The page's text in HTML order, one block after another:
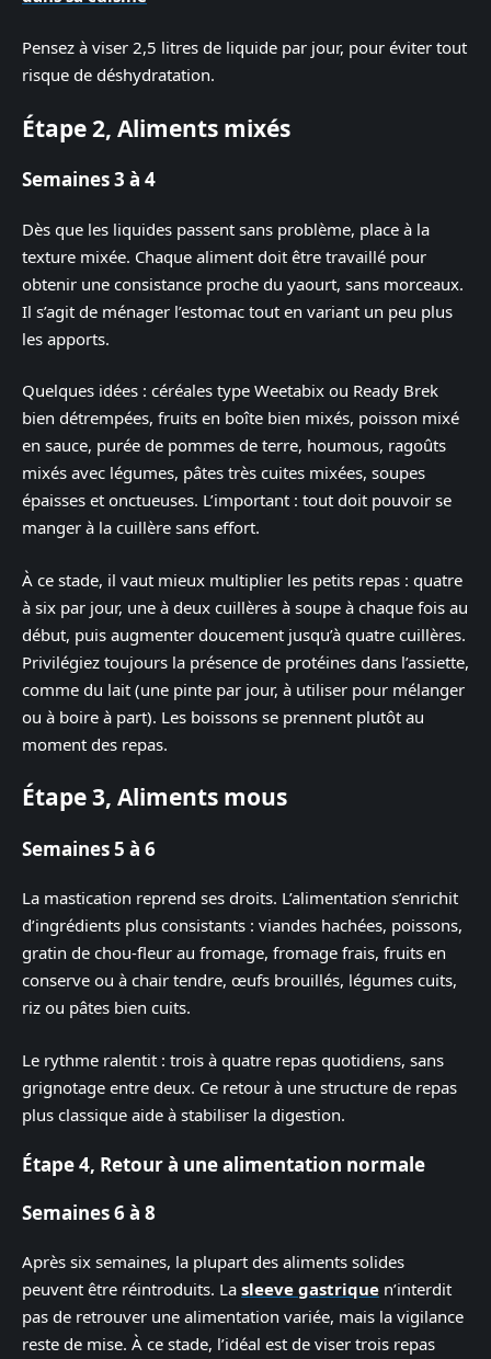
Pensez à viser 2,5 litres de liquide par jour, pour éviter tout
risque de déshydratation.
Étape 2, Aliments mixés
Semaines 3 à 4
Dès que les liquides passent sans problème, place à la
texture mixée. Chaque aliment doit être travaillé pour
obtenir une consistance proche du yaourt, sans morceaux.
Il s’agit de ménager l’estomac tout en variant un peu plus
les apports.
Quelques idées : céréales type Weetabix ou Ready Brek
bien détrempées, fruits en boîte bien mixés, poisson mixé
en sauce, purée de pommes de terre, houmous, ragoûts
mixés avec légumes, pâtes très cuites mixées, soupes
épaisses et onctueuses. L’important : tout doit pouvoir se
manger à la cuillère sans effort.
À ce stade, il vaut mieux multiplier les petits repas : quatre
à six par jour, une à deux cuillères à soupe à chaque fois au
début, puis augmenter doucement jusqu’à quatre cuillères.
Privilégiez toujours la présence de protéines dans l’assiette,
comme du lait (une pinte par jour, à utiliser pour mélanger
ou à boire à part). Les boissons se prennent plutôt au
moment des repas.
Étape 3, Aliments mous
Semaines 5 à 6
La mastication reprend ses droits. L’alimentation s’enrichit
d’ingrédients plus consistants : viandes hachées, poissons,
gratin de chou-fleur au fromage, fromage frais, fruits en
conserve ou à chair tendre, œufs brouillés, légumes cuits,
riz ou pâtes bien cuits.
Le rythme ralentit : trois à quatre repas quotidiens, sans
grignotage entre deux. Ce retour à une structure de repas
plus classique aide à stabiliser la digestion.
Étape 4, Retour à une alimentation normale
Semaines 6 à 8
Après six semaines, la plupart des aliments solides
peuvent être réintroduits. La sleeve gastrique n’interdit
pas de retrouver une alimentation variée, mais la vigilance
reste de mise. À ce stade, l’idéal est de viser trois repas